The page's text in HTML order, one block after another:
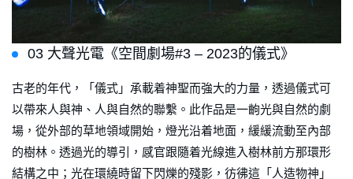
03 大聲光電《空間劇場#3 – 2023的儀式》
古老的年代，「儀式」承載着神聖而強大的力量，透過儀式可
以帶來人與神、人與自然的聯繫。此作品是一齣光與自然的劇
場，從外部的草地領域開始，燈光沿着地面，緩緩流動至內部
的樹林。透過光的導引，感官跟隨着光線進入樹林前方那環形
結構之中；光在環繞時留下閃爍的殘影，彷彿這「人造物神」